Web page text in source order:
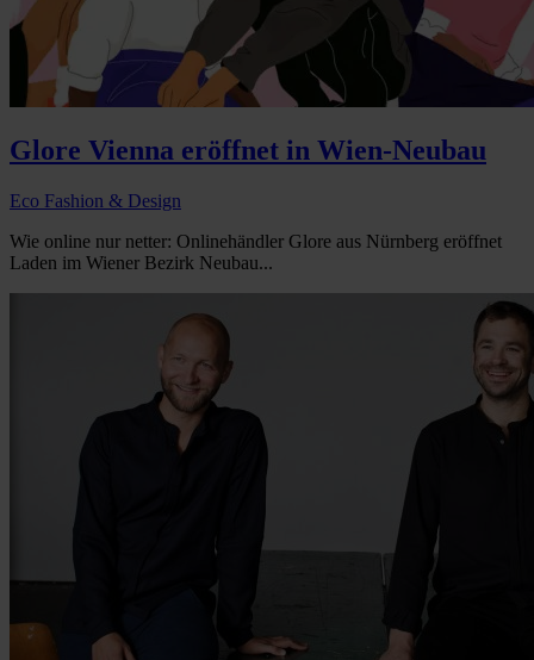
Glore Vienna eröffnet in Wien-Neubau
Eco Fashion & Design
Wie online nur netter: Onlinehändler Glore aus Nürnberg eröffnet
Laden im Wiener Bezirk Neubau...